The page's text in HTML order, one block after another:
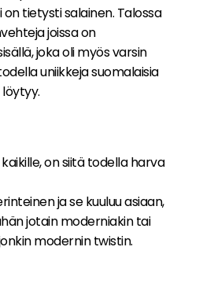
tietysti salainen. Talossa
joissa on
joka oli myös varsin
uniikkeja suomalaisia
on siitä todella harva
ja se kuuluu asiaan,
jotain moderniakin tai
modernin twistin.